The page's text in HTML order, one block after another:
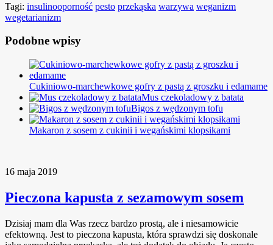
Tagi: insulinooporność pesto przekąska warzywa weganizm
wegetarianizm
Podobne wpisy
Cukiniowo-marchewkowe gofry z pastą z groszku i edamame
Mus czekoladowy z batata
Bigos z wędzonym tofu
Makaron z sosem z cukinii i wegańskimi klopsikami
16 maja 2019
Pieczona kapusta z sezamowym sosem
Dzisiaj mam dla Was rzecz bardzo prostą, ale i niesamowicie
efektowną. Jest to pieczona kapusta, która sprawdzi się doskonale